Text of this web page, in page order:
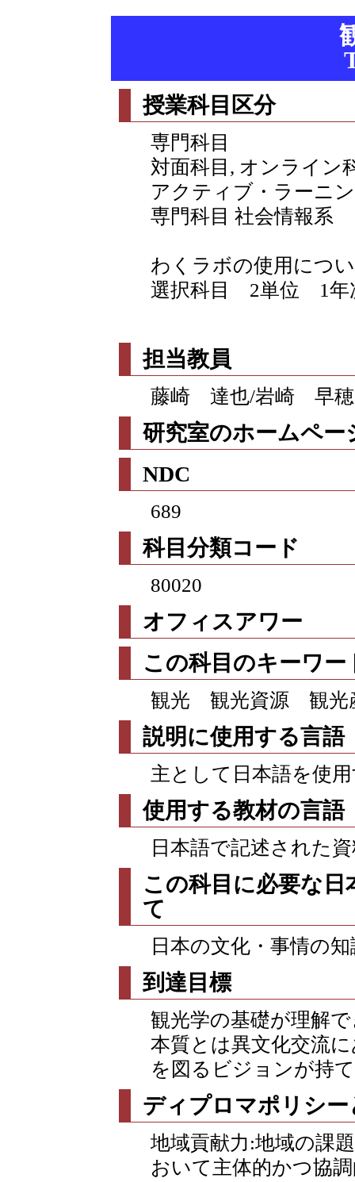
授業科目区分
専門科目
対面科目, オンライン
アクティブ・ラーニ
専門科目 社会情報系
わくラボの使用につ
選択科目 2単位 1
担当教員
藤崎 達也/岩崎 早穂
研究室のホームペー
NDC
689
科目分類コード
80020
オフィスアワー
この科目のキーワー
観光 観光資源 観光
説明に使用する言語
主として日本語を使
使用する教材の言語
日本語で記述された
この科目に必要な
て
日本の文化・事情の
到達目標
観光学の基礎が理解
本質とは異文化交流
を図るビジョンが持
ディプロマポリシー
地域貢献力:地域の課
おいて主体的かつ協